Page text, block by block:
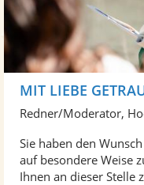
MIT LIEBE
Redner/Moderator,
Sie haben den
auf besondere Weise
Ihnen an dieser Stelle